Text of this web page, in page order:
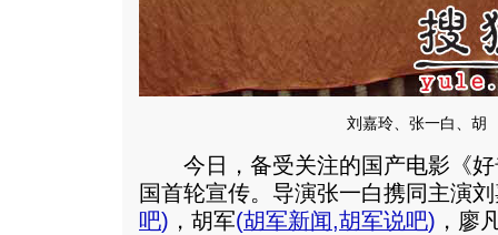
刘嘉玲、张一白、胡
今日，备受关注的国产电影《好
国首轮宣传。导演张一白携同主演
吧) ，胡军(胡军新闻,胡军说吧) ，廖